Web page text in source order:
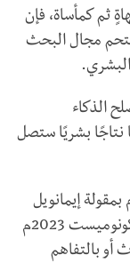
ثم كمأساة، فإن
مجال البحث
الذكاء
نتاجًا بشريًا ستصل
استهل نشاطه بالأمم المتحدة سنة 73م بمقولة إيمانويل
كانط عن السلام يختم د.هنري لقاءه مع الايكونوميست 2023م
أو بالتفاهم